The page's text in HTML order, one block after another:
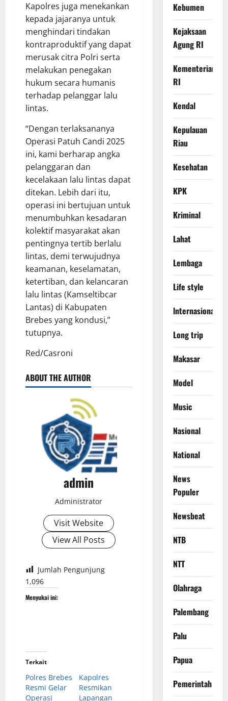
Kapolres juga menekankan
kepada jajaranya untuk
menghindari tindakan
kontraproduktif yang dapat
merusak citra Polri serta
melakukan penegakan
hukum secara humanis
terhadap pelanggar lalu
lintas.
“Dengan terlaksananya
Operasi Patuh Candi 2025
ini, kami berharap angka
pelanggaran dan
kecelakaan lalu lintas dapat
ditekan. Lebih dari itu,
operasi ini bertujuan untuk
menumbuhkan kesadaran
kolektif masyarakat akan
pentingnya tertib berlalu
lintas, demi terwujudnya
keamanan, keselamatan,
ketertiban, dan kelancaran
lalu lintas (Kamseltibcar
Lantas) di Kabupaten
Brebes yang kondusi,”
tutupnya.
Red/Casroni
ABOUT THE AUTHOR
admin
Administrator
Visit Website
View All Posts
Jumlah Pengunjung
1,096
Menyukai ini:
Terkait
Polres Brebes
Resmi Gelar
Operasi
Kapolres
Resmikan
Lapangan
Kebumen
Kejaksaan
Agung RI
Kementerian
RI
Kendal
Kepulauan
Riau
Kesehatan
KPK
Kriminal
Lahat
Lembaga
Life style
lnternasional
Long trip
Makasar
Model
Music
Nasional
National
News
Populer
Newsbeat
NTB
NTT
Olahraga
Palembang
Palu
Papua
Pemerintah